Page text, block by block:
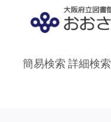
簡易検索 詳細検索